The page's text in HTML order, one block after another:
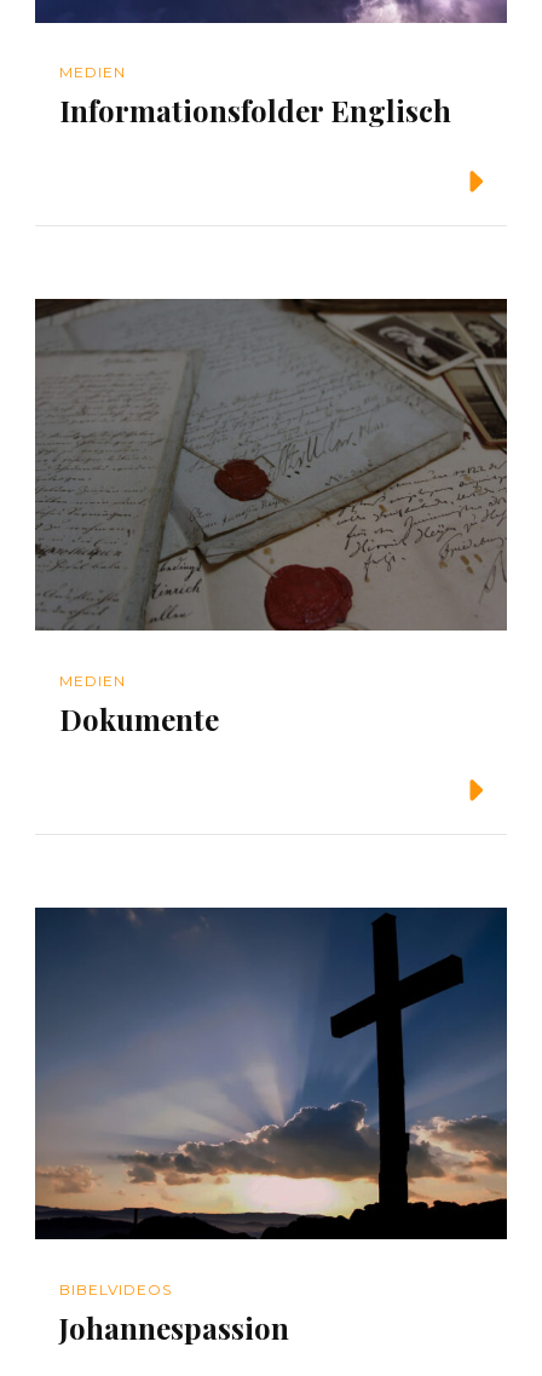
MEDIEN
Informationsfolder Englisch
MEDIEN
Dokumente
BIBELVIDEOS
Johannespassion